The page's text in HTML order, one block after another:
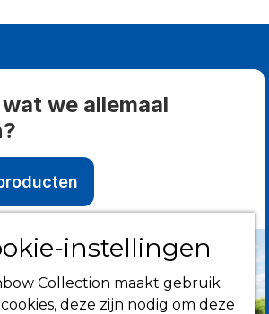
we allemaal
instellingen
Collection maakt gebruik
deze zijn nodig om deze